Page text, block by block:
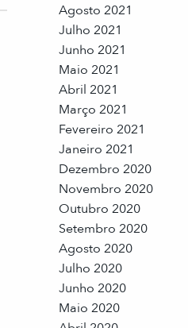
Agosto 2021
Julho 2021
Junho 2021
Maio 2021
Abril 2021
Março 2021
Fevereiro 2021
Janeiro 2021
Dezembro 2020
Novembro 2020
Outubro 2020
Setembro 2020
Agosto 2020
Julho 2020
Junho 2020
Maio 2020